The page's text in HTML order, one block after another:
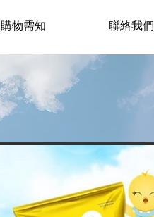
購物需知 聯絡我們